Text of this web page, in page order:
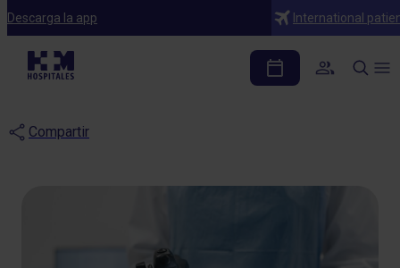
Descarga la app International
Blog
¿Para qué sirve una
colonoscopia?
Compartir